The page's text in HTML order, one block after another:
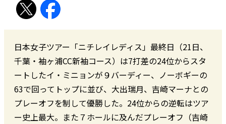
日本女子ツアー「ニチレイレディス」最終日（21日、
千葉・袖ヶ浦CC新袖コース）は7打差の24位からスタ
ートしたイ・ミニョンが９バーディー、ノーボギーの
63で回ってトップに並び、大出瑞月、吉崎マーナとの
プレーオフを制して優勝した。24位からの逆転はツア
ー史上最大。また７ホールに及んだプレーオフ（吉崎